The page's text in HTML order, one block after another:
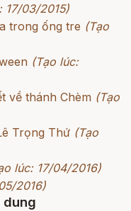
17/03/2015)
trong ống tre (Tạo
(Tạo lúc:
về thánh Chèm (Tạo
Trọng Thứ (Tạo
lúc: 17/04/2016)
2016)
dung